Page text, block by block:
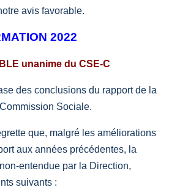
avis favorable.
2022
unanime du CSE-C
des conclusions du rapport de la
Sociale.
que, malgré les améliorations
aux années précédentes, la
entendue par la Direction,
suivants :